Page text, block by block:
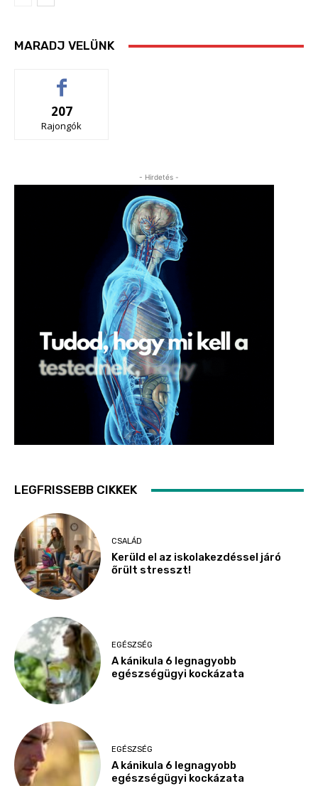
MARADJ VELÜNK
207
Rajongók
- Hirdetés -
LEGFRISSEBB CIKKEK
CSALÁD
Kerüld el az iskolakezdéssel járó
őrült stresszt!
EGÉSZSÉG
A kánikula 6 legnagyobb
egészségügyi kockázata
EGÉSZSÉG
A kánikula 6 legnagyobb
egészségügyi kockázata